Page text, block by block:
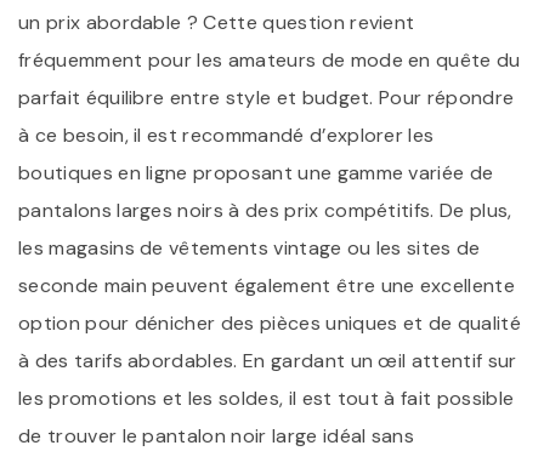
un prix abordable ? Cette question revient
fréquemment pour les amateurs de mode en quête du
parfait équilibre entre style et budget. Pour répondre
à ce besoin, il est recommandé d’explorer les
boutiques en ligne proposant une gamme variée de
pantalons larges noirs à des prix compétitifs. De plus,
les magasins de vêtements vintage ou les sites de
seconde main peuvent également être une excellente
option pour dénicher des pièces uniques et de qualité
à des tarifs abordables. En gardant un œil attentif sur
les promotions et les soldes, il est tout à fait possible
de trouver le pantalon noir large idéal sans